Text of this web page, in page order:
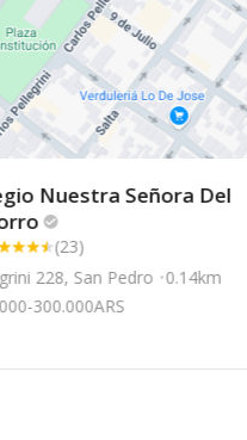
Nuestra Señora Del
(23)
228, San Pedro 0.14km
300.000ARS